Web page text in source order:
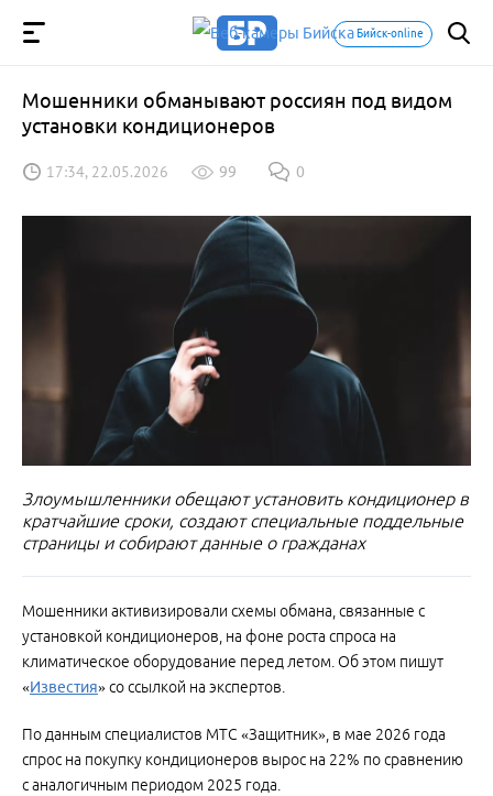
Бийск-online
Мошенники обманывают россиян под видом
установки кондиционеров
17:34, 22.05.2026 99 0
Злоумышленники обещают установить кондиционер в
кратчайшие сроки, создают специальные поддельные
страницы и собирают данные о гражданах
Мошенники активизировали схемы обмана, связанные с
установкой кондиционеров, на фоне роста спроса на
климатическое оборудование перед летом. Об этом пишут
«Известия» со ссылкой на экспертов.
По данным специалистов МТС «Защитник», в мае 2026 года
спрос на покупку кондиционеров вырос на 22% по сравнению
с аналогичным периодом 2025 года.